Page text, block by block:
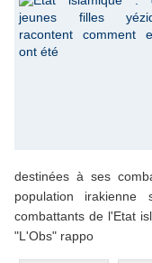
destinées à ses
population irakienne
combattants de l'Etat
"L'Obs" rappo